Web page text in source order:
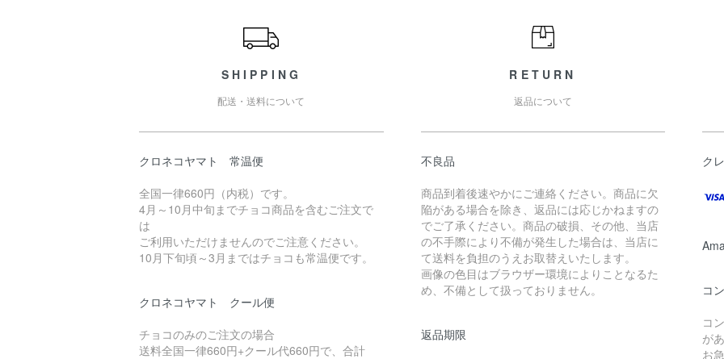
SHIPPING
配送・送料について
クロネコヤマト 常温便
全国一律660円（内税）です。
4月～10月中旬までチョコ商品を含むご注文で
は
ご利用いただけませんのでご注意ください。
10月下旬頃～3月まではチョコも常温便です。
クロネコヤマト クール便
チョコのみのご注文の場合
送料全国一律660円+クール代660円で、合計
RETURN
返品について
不良品
商品到着後速やかにご連絡ください。商品に欠
陥がある場合を除き、返品には応じかねますの
でご了承ください。商品の破損、その他、当店
の不手際により不備が発生した場合は、当店に
て送料を負担のうえお取替えいたします。
画像の色目はブラウザー環境によりことなるた
め、不備として扱っておりません。
返品期限
ク
コ
コ
が
お